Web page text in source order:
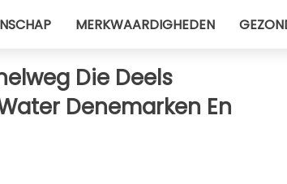
MERKWAARDIGHEDEN
Die Deels
Denemarken En